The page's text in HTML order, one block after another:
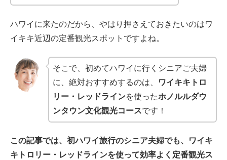
ハワイに来たのだから、やはり押さえておきたいのはワ
イキキ近辺の定番観光スポットですよね。
そこで、初めてハワイに行くシニアご夫婦
に、絶対おすすめするのは、
ワイキキトロ
リー・レッドラインを使ったホノルルダウ
ンタウン文化観光コースです！
この記事では、初ハワイ旅行のシニア夫婦でも、ワイキ
キトロリー・レッドラインを使って効率よく定番観光ス